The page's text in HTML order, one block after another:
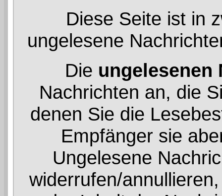
Diese Seite ist in
ungelesene
Die ungelesenen
Nachrichten an, die
denen Sie die
Empfänger sie
Ungelesene
widerrufen/